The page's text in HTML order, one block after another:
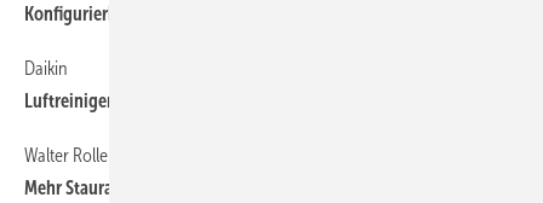
Konfigurierbare Kaltwassersätze mit R 32
Daikin
Luftreiniger für große Flächen
Walter Roller
Mehr Stauraum im Kühlmöbel